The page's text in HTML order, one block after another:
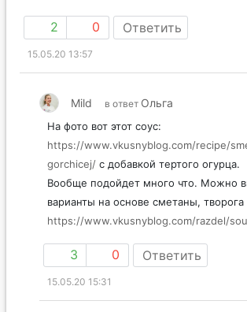
2 0 Ответить
15.05.20 13:57
Mild в ответ Ольга
На фото вот этот соус:
https://www.vkusnyblog.com/recipe/
gorchicej/ с добавкой тертого огурца.
Вообще подойдет много что. Можно
варианты на основе сметаны, творога
https://www.vkusnyblog.com/razdel/
3 0 Ответить
15.05.20 15:31